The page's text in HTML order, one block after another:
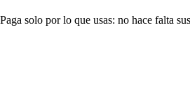
Paga solo por lo que usas: no hace falta